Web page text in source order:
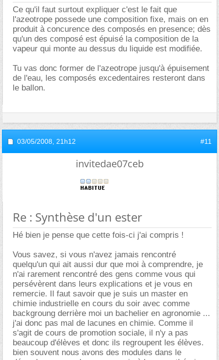
Ce qu'il faut surtout expliquer c'est le fait que
l'azeotrope possede une composition fixe, mais on en
produit à concurence des composés en presence; dès
qu'un des composé est épuisé la composition de la
vapeur qui monte au dessus du liquide est modifiée.
Tu vas donc former de l'azeotrope jusqu'à épuisement
de l'eau, les composés excedentaires resteront dans
le ballon.
03/05/2008, 21h12 #11
invitedae07ceb
Re : Synthèse d'un ester
Hé bien je pense que cette fois-ci j'ai compris !
Vous savez, si vous n'avez jamais rencontré
quelqu'un qui ait aussi dur que moi à comprendre, je
n'ai rarement rencontré des gens comme vous qui
persévèrent dans leurs explications et je vous en
remercie. Il faut savoir que je suis un master en
chimie industrielle en cours du soir avec comme
backgroung derrière moi un bachelier en agronomie ...
j'ai donc pas mal de lacunes en chimie. Comme il
s'agit de cours de promotion sociale, il n'y a pas
beaucoup d'élèves et donc ils regroupent les élèves.
bien souvent nous avons des modules dans le